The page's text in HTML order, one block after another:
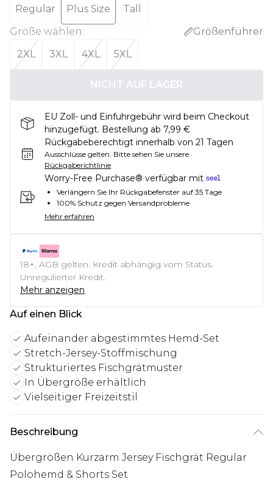
Regular
Plus Size
Tall
Größe wählen:
Größenführer
2XL
3XL 4XL 5XL
NICHT AUF LAGER
EU Zoll- und Einfuhrgebühr wird beim Checkout
hinzugefügt. Bestellung ab 7,99 €
Rückgabeberechtigt innerhalb von 21 Tagen
Ausschlüsse gelten. Bitte sehen Sie unsere
Rückgaberichtlinie
Worry-Free Purchase® verfügbar mit
Verlängern Sie Ihr Rückgabefenster auf 35 Tage
100% Schutz gegen Versandprobleme
Mehr erfahren
18+, AGB gelten. Kredit abhängig vom Status.
Unregulierter Kredit.
Mehr anzeigen
Auf einen Blick
Aufeinander abgestimmtes Hemd-Set
Stretch-Jersey-Stoffmischung
Strukturiertes Fischgrätmuster
In Übergröße erhältlich
Vielseitiger Freizeitstil
Beschreibung
Übergrößen Kurzarm Jersey Fischgrät Regular
Polohemd & Shorts Set